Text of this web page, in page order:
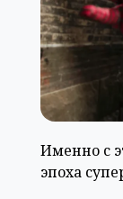
Именно с
эпоха